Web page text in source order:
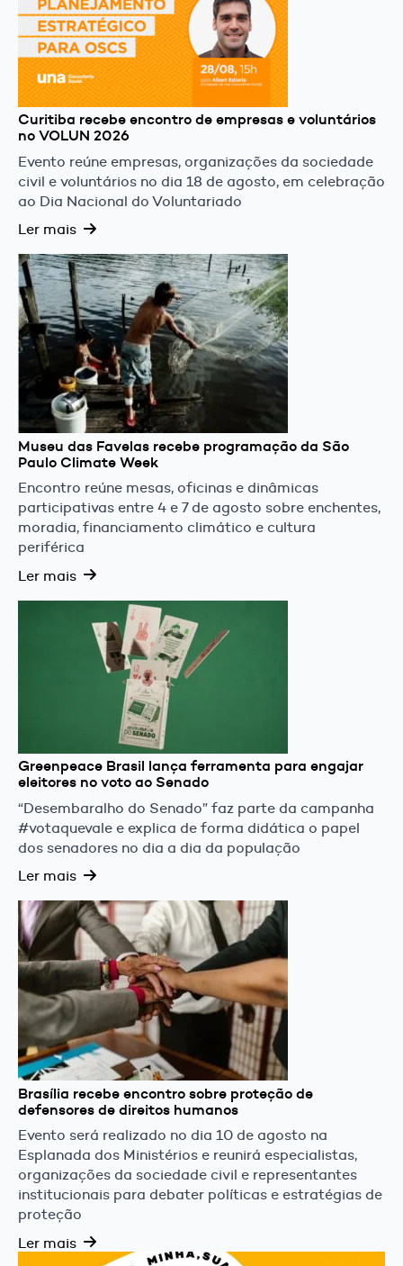
Curitiba recebe encontro de empresas e voluntários
no VOLUN 2026
Evento reúne empresas, organizações da sociedade
civil e voluntários no dia 18 de agosto, em celebração
ao Dia Nacional do Voluntariado
Ler mais
Museu das Favelas recebe programação da São
Paulo Climate Week
Encontro reúne mesas, oficinas e dinâmicas
participativas entre 4 e 7 de agosto sobre enchentes,
moradia, financiamento climático e cultura
periférica
Ler mais
Greenpeace Brasil lança ferramenta para engajar
eleitores no voto ao Senado
“Desembaralho do Senado” faz parte da campanha
#votaquevale e explica de forma didática o papel
dos senadores no dia a dia da população
Ler mais
Brasília recebe encontro sobre proteção de
defensores de direitos humanos
Evento será realizado no dia 10 de agosto na
Esplanada dos Ministérios e reunirá especialistas,
organizações da sociedade civil e representantes
institucionais para debater políticas e estratégias de
proteção
Ler mais